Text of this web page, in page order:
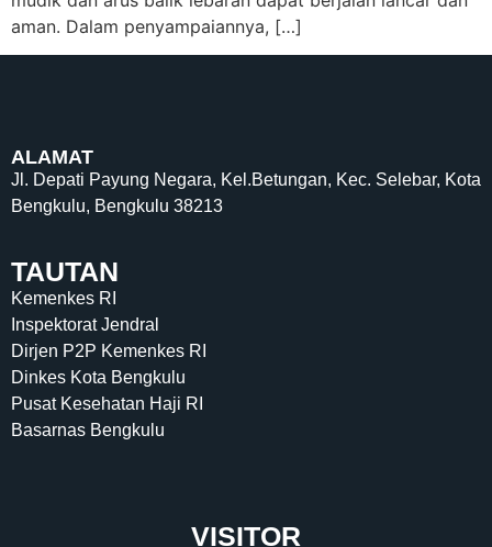
aman. Dalam penyampaiannya, […]
ALAMAT
Jl. Depati Payung Negara, Kel.Betungan, Kec. Selebar, Kota
Bengkulu, Bengkulu 38213
TAUTAN
Kemenkes RI
Inspektorat Jendral
Dirjen P2P Kemenkes RI
Dinkes Kota Bengkulu
Pusat Kesehatan Haji RI
Basarnas Bengkulu
VISITOR